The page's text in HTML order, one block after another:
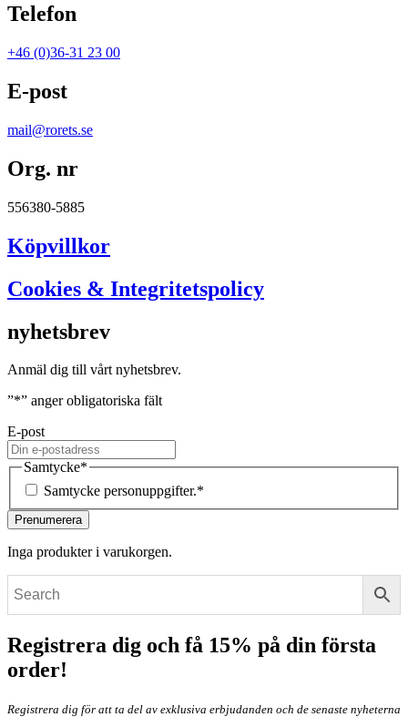
Telefon
+46 (0)36-31 23 00
E-post
mail@rorets.se
Org. nr
556380-5885
Köpvillkor
Cookies & Integritetspolicy
nyhetsbrev
Anmäl dig till vårt nyhetsbrev.
”*” anger obligatoriska fält
E-post
Samtycke*
Samtycke personuppgifter.*
Inga produkter i varukorgen.
Registrera dig och få 15% på din första
order!
Registrera dig för att ta del av exklusiva erbjudanden och de senaste nyheterna